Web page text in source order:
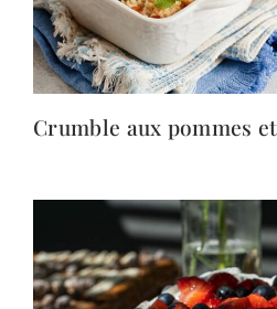
Crumble aux pommes